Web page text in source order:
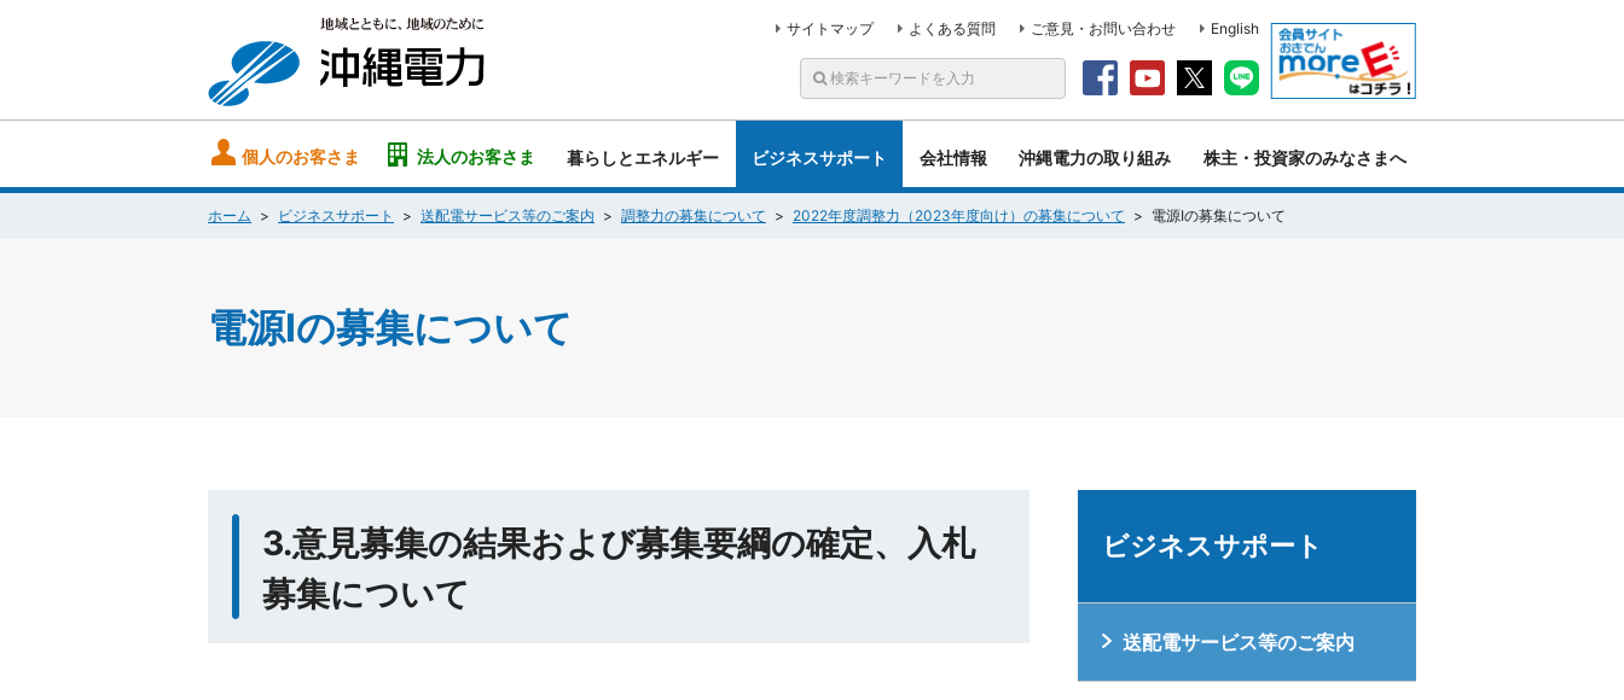
サイトマップ よくある質問 ご意見・お問い合わせ English
個人のお客さま 法人のお客さま 暮らしとエネルギー ビジネスサポート 会社情報 沖縄電力の取り組み 株主・投資家のみなさまへ
ホーム ビジネスサポート 送配電サービス等のご案内 調整力の募集について 2022年度調整力（2023年度向け）の募集について 電源Ⅰの募集について
電源Ⅰの募集について
3.意見募集の結果および募集要綱の確定、入札
募集について
ビジネスサポート
送配電サービス等のご案内